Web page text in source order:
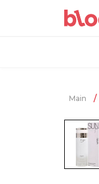
Main